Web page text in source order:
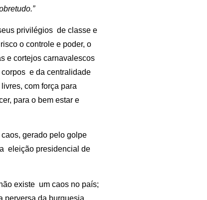
privilégios de classe e
o controle e poder, o
e cortejos carnavalescos
e da centralidade
com força para
para o bem estar e
gerado pelo golpe
eleição presidencial de
existe um caos no país;
perversa da burguesia